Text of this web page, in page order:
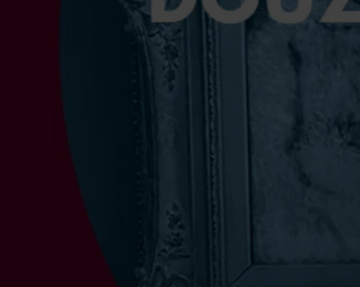
Jouer la vidéo Paroles du Louvre - Jennifer Douzenel